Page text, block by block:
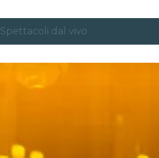
Spettacoli dal vivo
Candlelight